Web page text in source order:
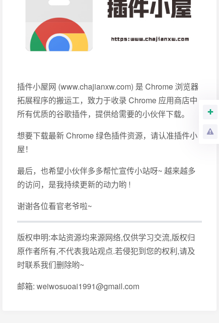
插件小屋网 (www.chajianxw.com) 是 Chrome 浏览器
拓展程序的搬运工，致力于收录 Chrome 应用商店中
所有优质的谷歌插件，提供给需要的小伙伴下载。
想要下载最新 Chrome 绿色插件资源，请认准插件小
屋！
最后，也希望小伙伴多多帮忙宣传小站呀~ 越来越多
的访问，是我持续更新的动力哟 !
谢谢各位看官老爷啦~
版权申明:本站资源均来源网络,仅供学习交流,版权归
原作者所有,不代表我站观点.若侵犯到您的权利,请及
时联系我们删除哟~
邮箱: weiwosuoai1991@gmail.com